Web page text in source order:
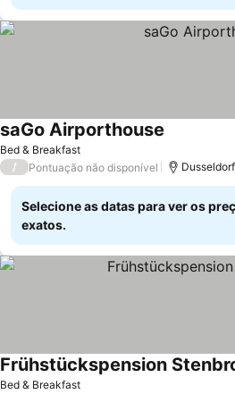
Bed & Breakfast
saGo Airporthouse
/ Pontuação não disponível
Selecione as datas para ver os
exatos.
Bed & Breakfast
Frühstückspension